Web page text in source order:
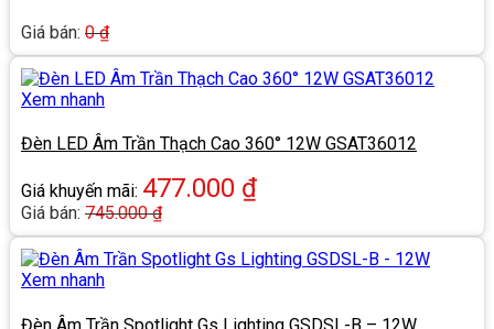
Giá bán: 0₫
Xem nhanh
Đèn LED Âm Trần Thạch Cao 360° 12W GSAT36012
Giá khuyến mãi: 477.000 ₫
Giá bán: 745.000₫
Xem nhanh